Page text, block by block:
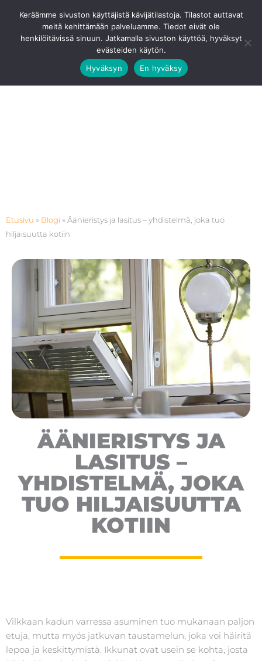
sisältöön
Ota Yhteyttä 0201 8768 80
Etusivu » Blogi » Äänieristys ja lasitus – yhdistelmä, joka tuo
hiljaisuutta kotiin
ÄÄNIERISTYS JA
LASITUS –
YHDISTELMÄ, JOKA
TUO HILJAISUUTTA
KOTIIN
Vilkkaan kadun varressa asuminen tuo mukanaan paljon
etuja, mutta myös jatkuvan taustamelun, joka voi häiritä
lepoa ja keskittymistä. Ikkunat ovat usein se kohta, josta
Keräämme sivuston käyttäjistä kävijätilastoja. Tilastot auttavat
meitä kehittämään palveluamme. Tiedot eivät ole
henkilöitävissä sinuun. Jatkamalla sivuston käyttöä, hyväksyt
evästeiden käytön.
Hyväksyn
En hyväksy